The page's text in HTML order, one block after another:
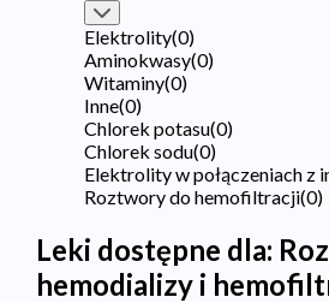
Elektrolity(0)
Aminokwasy(0)
Witaminy(0)
Inne(0)
Chlorek potasu(0)
Chlorek sodu(0)
Elektrolity w połączeniach z
Roztwory do hemofiltracji(0)
Leki dostępne dla:
hemodializy i